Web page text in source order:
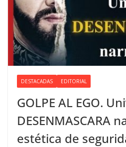
DESTACADAS EDITORIAL
GOLPE AL EGO.
DESENMASCARA
estética de